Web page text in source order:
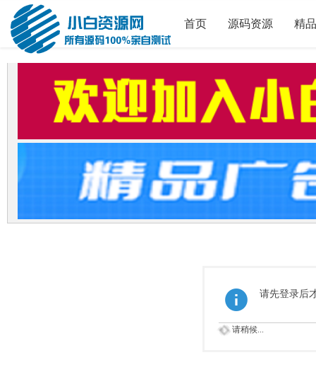
首页 源码资源 精
请先登录后
请稍候...